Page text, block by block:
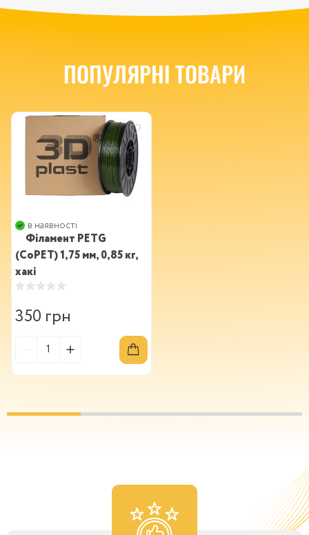
ПОПУЛЯРНІ ТОВАРИ
в наявності
Філамент PETG
(CoPET) 1,75 мм, 0,85 кг,
хакі
350 грн